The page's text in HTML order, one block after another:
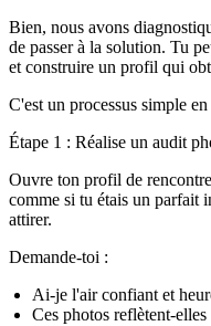
Bien, nous avons
de passer à la solution. Tu
et construire un profil qui
C'est un processus simple en
Étape 1 : Réalise un audit
Ouvre ton profil de
comme si tu étais un parfait
attirer.
Demande-toi :
Ai-je l'air confiant et
Ces photos reflètent-